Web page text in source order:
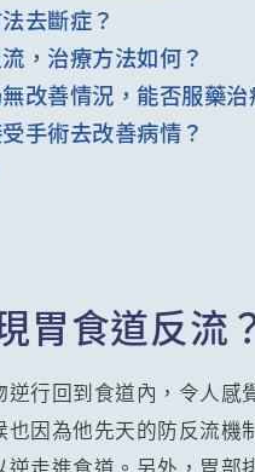
去斷症？
，治療方法如何？
改善情況，能否服藥治
手術去改善病情？
胃食道反流
行回到食道內，令人
因為他先天的防反流